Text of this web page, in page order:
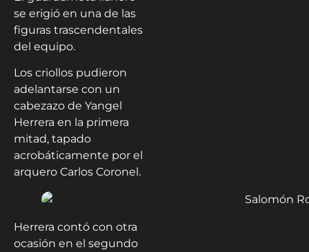
se erigió en una de las
figuras trascendentales
del equipo.
Los criollos pudieron
adelantarse con un
cabezazo de Yangel
Herrera en la primera
mitad, tapado
acrobáticamente por el
arquero Carlos Coronel.
Herrera contó con otra
ocasión en el segundo